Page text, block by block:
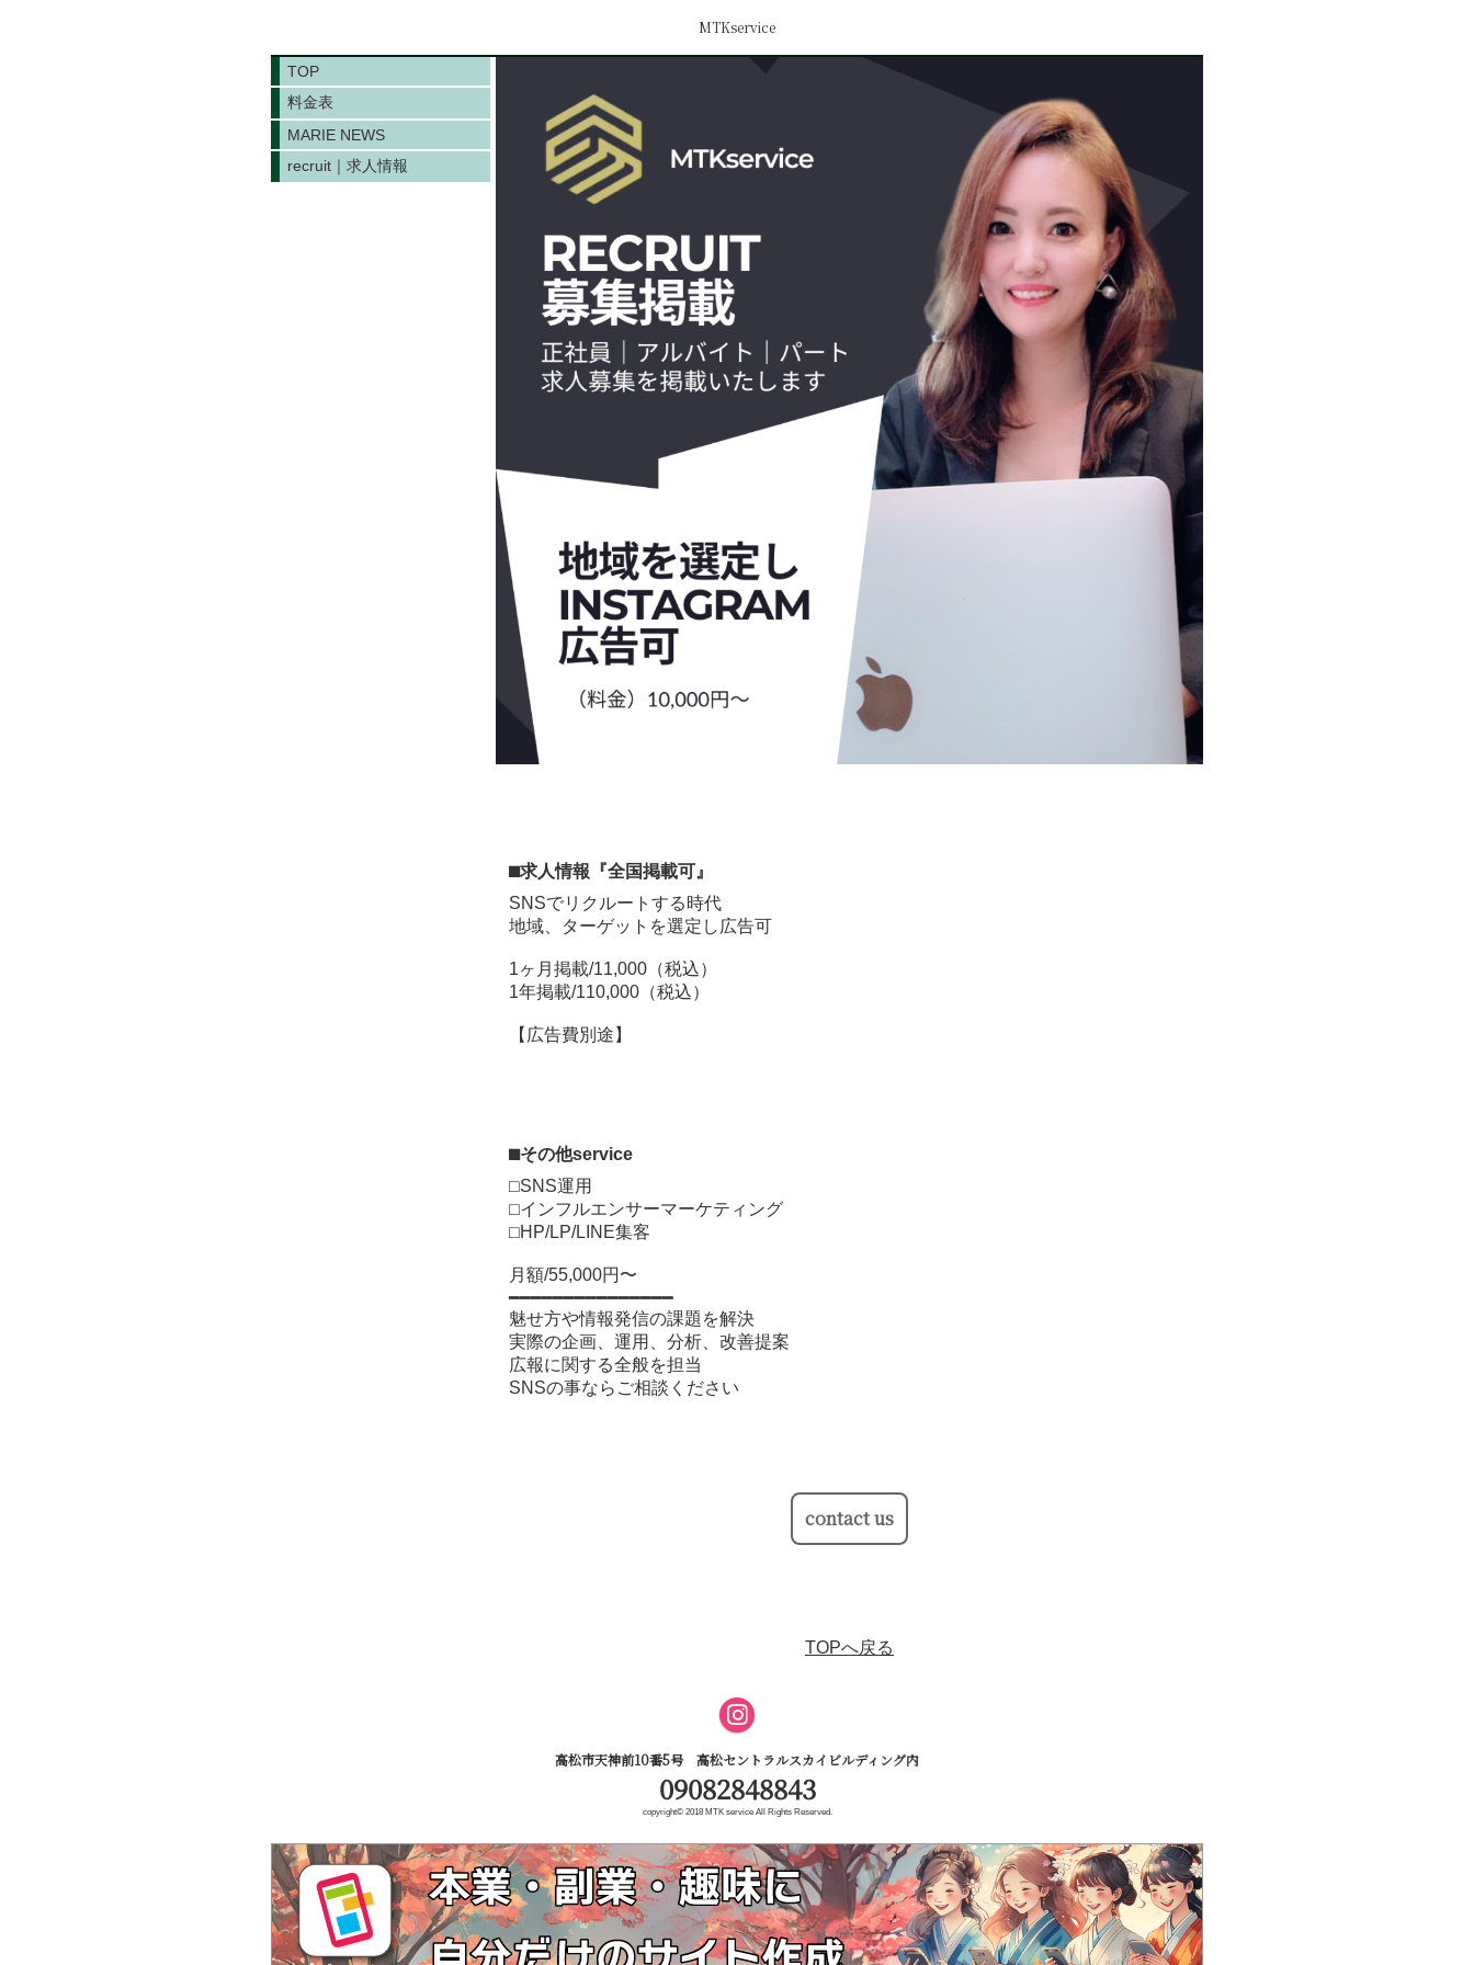
MTKservice
⬛︎求人情報『全国掲載可』
SNSでリクルートする時代
地域、ターゲットを選定し広告可
1ヶ月掲載/11,000（税込）
1年掲載/110,000（税込）
【広告費別途】
⬛︎その他service
⬜︎SNS運用
⬜︎インフルエンサーマーケティング
⬜︎HP/LP/LINE集客
月額/55,000円〜
━━━━━━━━━━━━━━━
魅せ方や情報発信の課題を解決
実際の企画、運用、分析、改善提案
広報に関する全般を担当
SNSの事ならご相談ください
contact us
TOPへ戻る
TOP
料金表
MARIE NEWS
recruit｜求人情報
高松市天神前10番5号 高松セントラルスカイビルディング内
09082848843
copyright© 2018 MTK service All Rights Reserved.